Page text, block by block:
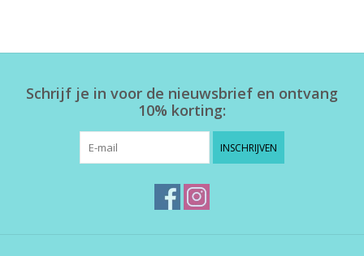
Schrijf je in voor de nieuwsbrief en ontvang
10% korting:
INSCHRIJVEN